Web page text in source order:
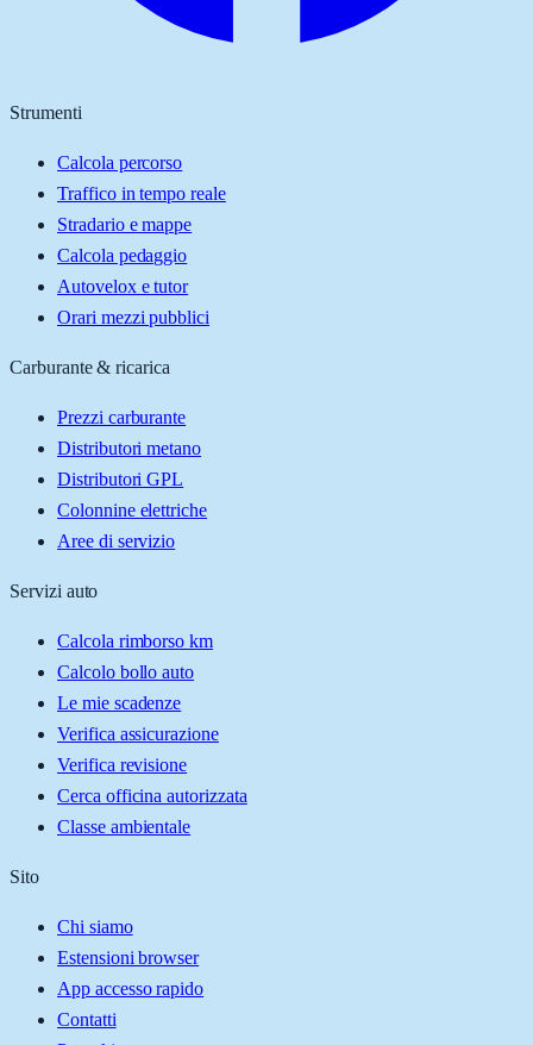
Strumenti
Calcola percorso
Traffico in tempo reale
Stradario e mappe
Calcola pedaggio
Autovelox e tutor
Orari mezzi pubblici
Carburante & ricarica
Prezzi carburante
Distributori metano
Distributori GPL
Colonnine elettriche
Aree di servizio
Servizi auto
Calcola rimborso km
Calcolo bollo auto
Le mie scadenze
Verifica assicurazione
Verifica revisione
Cerca officina autorizzata
Classe ambientale
Sito
Chi siamo
Estensioni browser
App accesso rapido
Contatti